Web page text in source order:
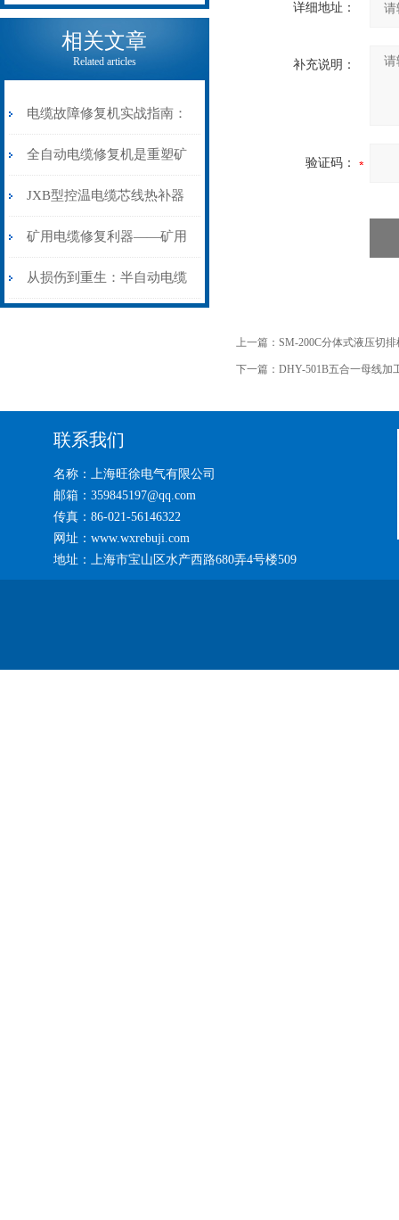
电缆热补机的核心价值
相关文章
Related articles
电缆故障修复机实战指南：
从“盲测”到“精确定点”的三
步作业法
全自动电缆修复机是重塑矿
山电力动脉的“智能外科医
生”
JXB型控温电缆芯线热补器
安装与接线：精准修复的工
艺基石
矿用电缆修复利器——矿用
电缆热补机智能控温，安全
从损伤到重生：半自动电缆
详细地址：
补充说明：
验证码：
上一篇： SM-200C分体式液压切
下一篇： DHY-501B五合一母线加
联系我们
名称：上海旺徐电气有限公司
邮箱：359845197@qq.com
传真：86-021-56146322
网址：www.wxrebuji.com
地址：上海市宝山区水产西路680弄4号楼509